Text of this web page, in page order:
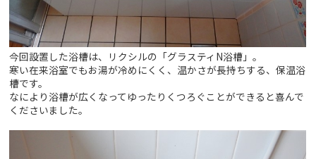
今回設置した浴槽は、リクシルの「グラスティN浴槽」。
寒い在来浴室でもお湯が冷めにくく、温かさが長持ちする、保温浴
槽です。
なにより浴槽が広くなってゆったりくつろぐことができると喜んで
くださいました。